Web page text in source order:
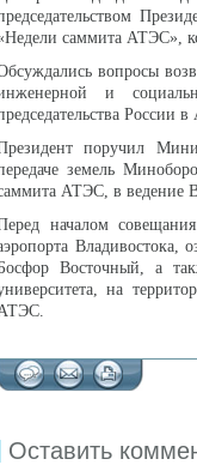
саммита АТЭС»,
вопросы
и
России
поручил
земель
АТЭС, в ведение
началом
Владивостока,
Восточный, а
на
Оставить